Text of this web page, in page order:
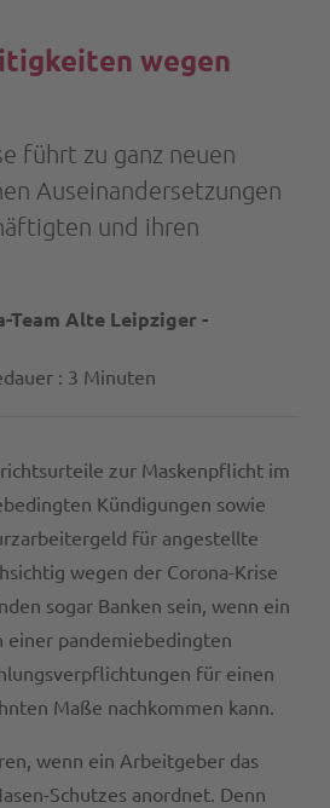
wegen
führt zu ganz neuen
Auseinandersetzungen
und ihren
Team Alte Leipziger -
: 3 Minuten
zur Maskenpflicht im
Kündigungen sowie
für angestellte
wegen der Corona-Krise
sogar Banken sein, wenn ein
pandemiebedingten
für einen
Maße nachkommen kann.
wenn ein Arbeitgeber das
Schutzes anordnet. Denn